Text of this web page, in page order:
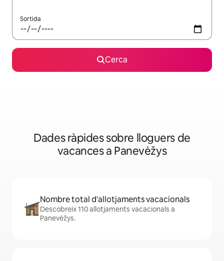
Sortida
Cerca
Dades ràpides sobre lloguers de
vacances a Panevėžys
Nombre total d'allotjaments vacacionals
Descobreix 110 allotjaments vacacionals a
Panevėžys.